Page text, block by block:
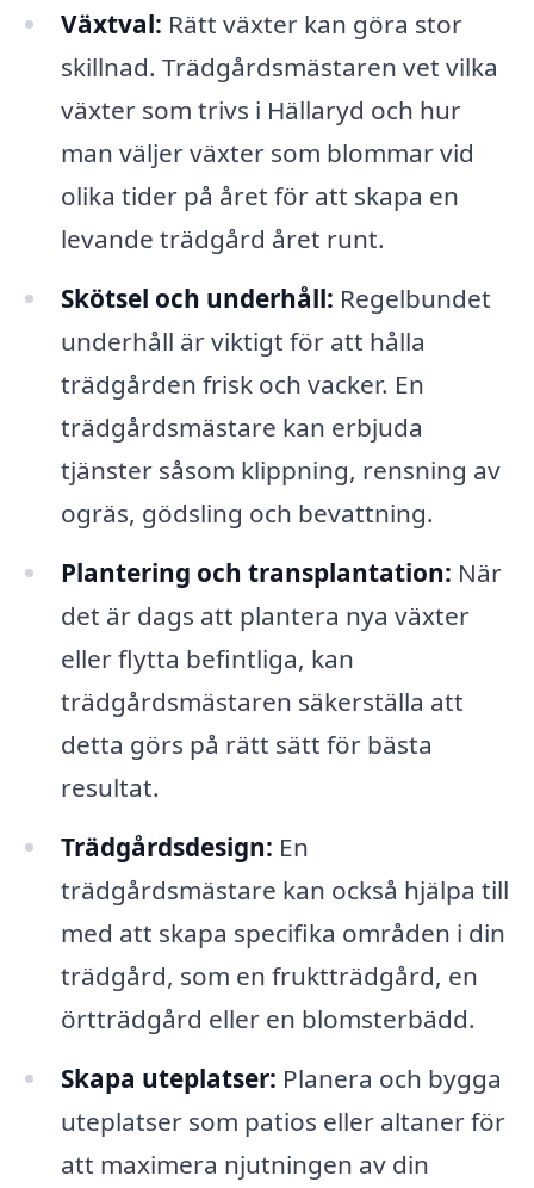
Växtval: Rätt växter kan göra stor
skillnad. Trädgårdsmästaren vet vilka
växter som trivs i Hällaryd och hur
man väljer växter som blommar vid
olika tider på året för att skapa en
levande trädgård året runt.
Skötsel och underhåll: Regelbundet
underhåll är viktigt för att hålla
trädgården frisk och vacker. En
trädgårdsmästare kan erbjuda
tjänster såsom klippning, rensning av
ogräs, gödsling och bevattning.
Plantering och transplantation: När
det är dags att plantera nya växter
eller flytta befintliga, kan
trädgårdsmästaren säkerställa att
detta görs på rätt sätt för bästa
resultat.
Trädgårdsdesign: En
trädgårdsmästare kan också hjälpa till
med att skapa specifika områden i din
trädgård, som en fruktträdgård, en
örtträdgård eller en blomsterbädd.
Skapa uteplatser: Planera och bygga
uteplatser som patios eller altaner för
att maximera njutningen av din